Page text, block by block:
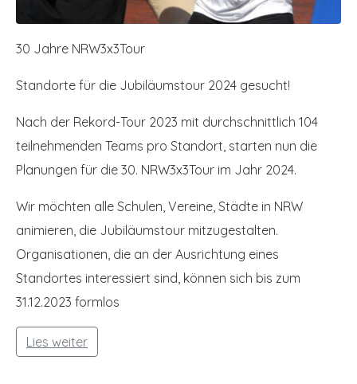
30 Jahre NRW3x3Tour
Standorte für die Jubiläumstour 2024 gesucht!
Nach der Rekord-Tour 2023 mit durchschnittlich 104
teilnehmenden Teams pro Standort, starten nun die
Planungen für die 30. NRW3x3Tour im Jahr 2024.
Wir möchten alle Schulen, Vereine, Städte in NRW
animieren, die Jubiläumstour mitzugestalten.
Organisationen, die an der Ausrichtung eines
Standortes interessiert sind, können sich bis zum
31.12.2023 formlos
Lies weiter